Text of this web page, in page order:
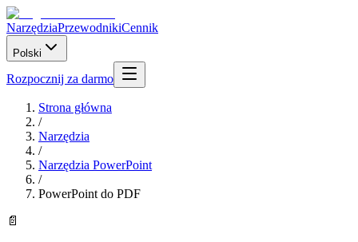
NarzędziaPrzewodnikiCennik
Polski
Rozpocznij za darmo
Strona główna
/
Narzędzia
/
Narzędzia PowerPoint
/
PowerPoint do PDF
📄